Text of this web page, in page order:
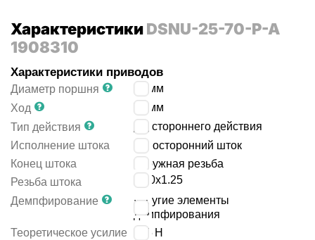
ХарактеристикиDSNU-25-70-P-A
1908310
Характеристики приводов
Диаметр поршня
мм
Ход
мм
Тип действия
двустороннего действия
Исполнение штока
односторонний шток
Конец штока
наружная резьба
Резьба штока
M10x1.25
Демпфирование
упругие элементы
демпфирования
Теоретическое усилие
295 Н